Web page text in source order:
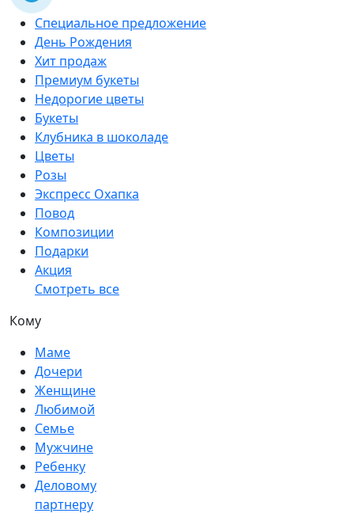
Специальное предложение
День Рождения
Хит продаж
Премиум букеты
Недорогие цветы
Букеты
Клубника в шоколаде
Цветы
Розы
Экспресс Охапка
Повод
Композиции
Подарки
Акция
Смотреть все
Кому
Маме
Дочери
Женщине
Любимой
Семье
Мужчине
Ребенку
Деловому
партнеру